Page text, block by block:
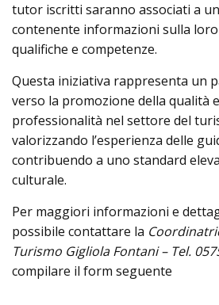
tutor iscritti saranno associati a
contenente informazioni sulla
qualifiche e competenze.
Questa iniziativa rappresenta un
verso la promozione della qualità
professionalità nel settore del
valorizzando l’esperienza delle
contribuendo a uno standard
culturale.
Per maggiori informazioni e
possibile contattare la
Turismo Gigliola Fontani – Tel.
compilare il form seguente